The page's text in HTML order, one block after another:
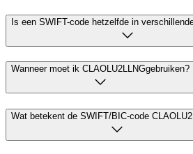
Is een SWIFT-code hetzelfde in
Wanneer moet ik CLAOLU2LLNGgebruiken?
Wat betekent de SWIFT/BIC-code